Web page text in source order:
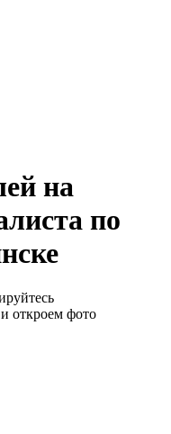
на
по
откроем фото